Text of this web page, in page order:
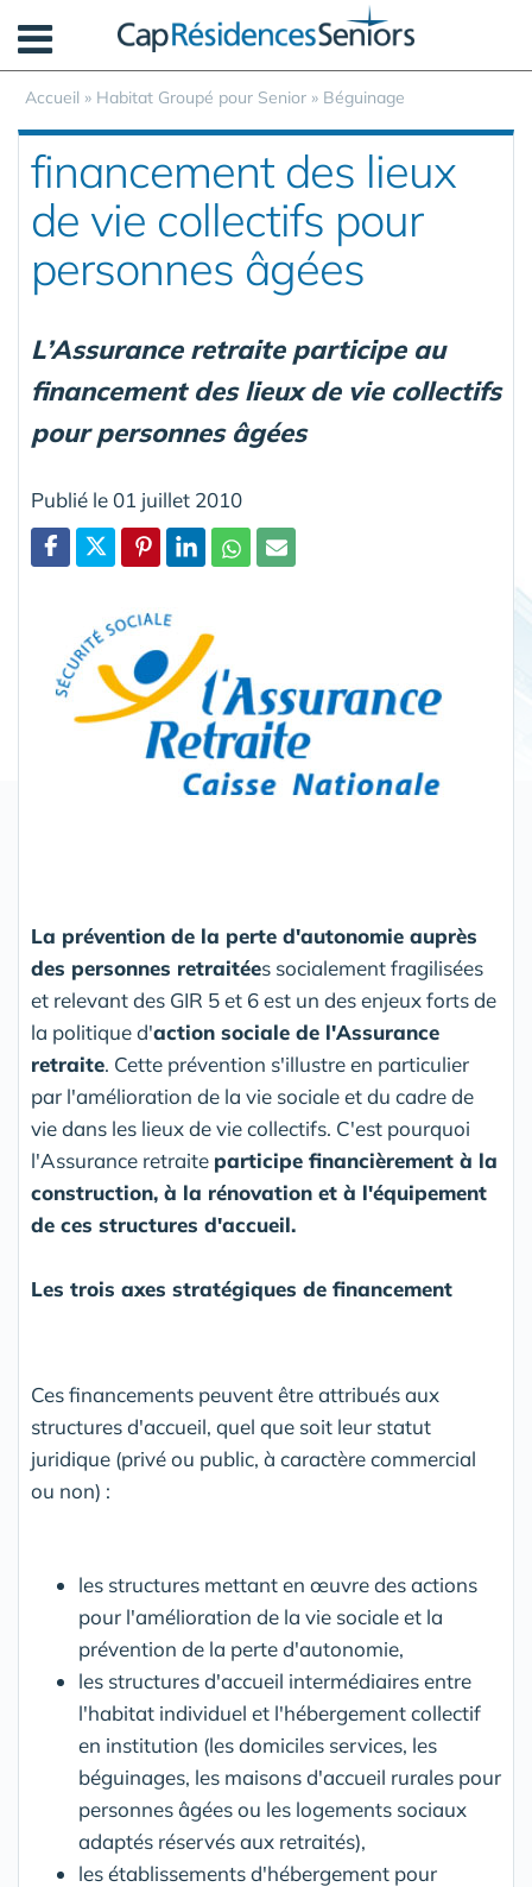
Accueil » Habitat Groupé pour Senior » Béguinage
financement des lieux
de vie collectifs pour
personnes âgées
L’Assurance retraite participe au
financement des lieux de vie collectifs
pour personnes âgées
Publié le 01 juillet 2010
La prévention de la perte d'autonomie auprès
des personnes retraitées socialement fragilisées
et relevant des GIR 5 et 6 est un des enjeux forts de
la politique d'action sociale de l'Assurance
retraite. Cette prévention s'illustre en particulier
par l'amélioration de la vie sociale et du cadre de
vie dans les lieux de vie collectifs. C'est pourquoi
l'Assurance retraite participe financièrement à la
construction, à la rénovation et à l'équipement
de ces structures d'accueil.
Les trois axes stratégiques de financement
Ces financements peuvent être attribués aux
structures d'accueil, quel que soit leur statut
juridique (privé ou public, à caractère commercial
ou non) :
les structures mettant en œuvre des actions
pour l'amélioration de la vie sociale et la
prévention de la perte d'autonomie,
les structures d'accueil intermédiaires entre
l'habitat individuel et l'hébergement collectif
en institution (les domiciles services, les
béguinages, les maisons d'accueil rurales pour
personnes âgées ou les logements sociaux
adaptés réservés aux retraités),
les établissements d'hébergement pour
Panneau de gestion des cookies